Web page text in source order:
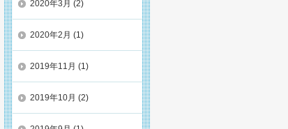
2020年3月 (2)
2020年2月 (1)
2019年11月 (1)
2019年10月 (2)